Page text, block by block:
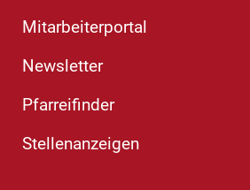
Mitarbeiterportal
Newsletter
Pfarreifinder
Stellenanzeigen